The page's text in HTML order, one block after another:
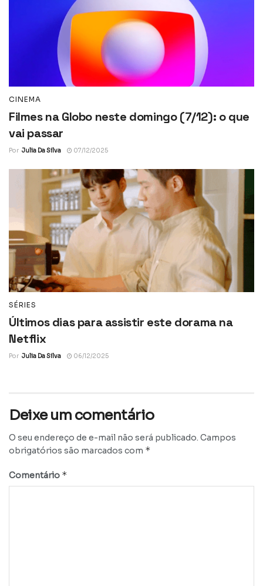
CINEMA
Filmes na Globo neste domingo (7/12): o que
vai passar
Por Julia Da Silva 07/12/2025
SÉRIES
Últimos dias para assistir este dorama na
Netflix
Por Julia Da Silva 06/12/2025
Deixe um comentário
O seu endereço de e-mail não será publicado. Campos
obrigatórios são marcados com *
Comentário *